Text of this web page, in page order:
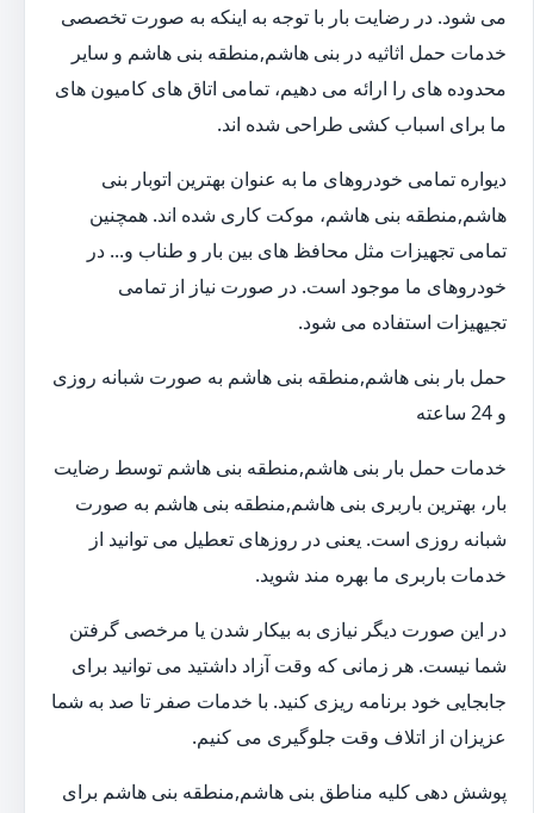
می شود. در رضایت بار با توجه به اینکه به صورت تخصصی
خدمات حمل اثاثیه در بنی هاشم,منطقه بنی هاشم و سایر
محدوده های را ارائه می دهیم، تمامی اتاق های کامیون های
ما برای اسباب کشی طراحی شده اند.
دیواره تمامی خودروهای ما به عنوان بهترین اتوبار بنی
هاشم,منطقه بنی هاشم، موکت کاری شده اند. همچنین
تمامی تجهیزات مثل محافظ های بین بار و طناب و... در
خودروهای ما موجود است. در صورت نیاز از تمامی
تجیهیزات استفاده می شود.
حمل بار بنی هاشم,منطقه بنی هاشم به صورت شبانه روزی
و 24 ساعته
خدمات حمل بار بنی هاشم,منطقه بنی هاشم توسط رضایت
بار، بهترین باربری بنی هاشم,منطقه بنی هاشم به صورت
شبانه روزی است. یعنی در روزهای تعطیل می توانید از
خدمات باربری ما بهره مند شوید.
در این صورت دیگر نیازی به بیکار شدن یا مرخصی گرفتن
شما نیست. هر زمانی که وقت آزاد داشتید می توانید برای
جابجایی خود برنامه ریزی کنید. با خدمات صفر تا صد به شما
عزیزان از اتلاف وقت جلوگیری می کنیم.
پوشش دهی کلیه مناطق بنی هاشم,منطقه بنی هاشم برای